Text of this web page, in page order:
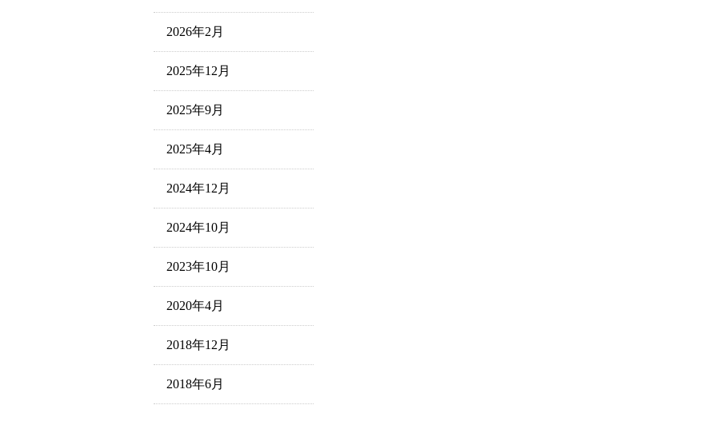
2026年2月
2025年12月
2025年9月
2025年4月
2024年12月
2024年10月
2023年10月
2020年4月
2018年12月
2018年6月